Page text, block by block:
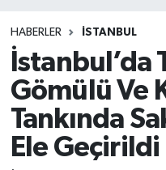
HABERLER İSTANBUL
İstanbul’da
Gömülü Ve
Tankında
Ele Geçirildi
Süper Lig Puan
Tüm Manşetler
Son Dakika
Haber Arşivi